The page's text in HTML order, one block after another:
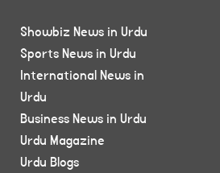
Showbiz News in Urdu
Sports News in Urdu
International News in
Urdu
Business News in Urdu
Urdu Magazine
Urdu Blogs